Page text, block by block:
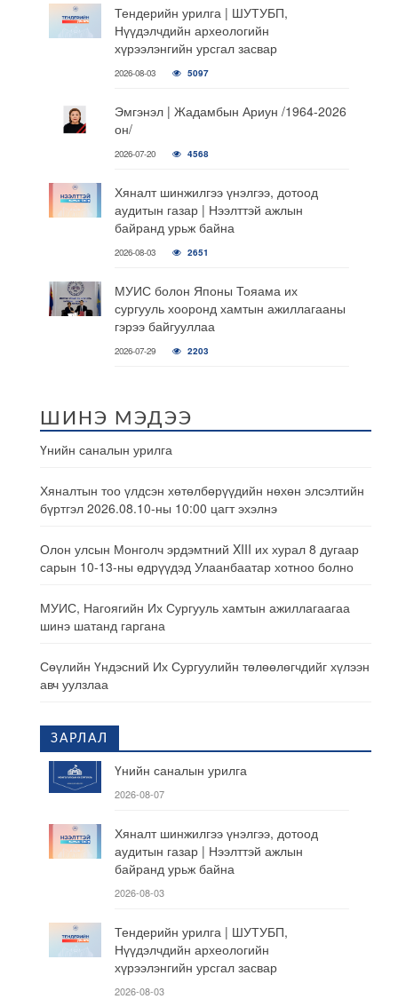
Тендерийн урилга | ШУТУБП,
Нүүдэлчдийн археологийн
хүрээлэнгийн урсгал засвар
2026-08-03 5097
Эмгэнэл | Жадамбын Ариун /1964-2026
он/
2026-07-20 4568
Хяналт шинжилгээ үнэлгээ, дотоод
аудитын газар | Нээлттэй ажлын
байранд урьж байна
2026-08-03 2651
МУИС болон Японы Тояама их
сургууль хооронд хамтын ажиллагааны
гэрээ байгууллаа
2026-07-29 2203
ШИНЭ МЭДЭЭ
Үнийн саналын урилга
Хяналтын тоо үлдсэн хөтөлбөрүүдийн нөхөн элсэлтийн
бүртгэл 2026.08.10-ны 10:00 цагт эхэлнэ
Олон улсын Монголч эрдэмтний XIII их хурал 8 дугаар
сарын 10-13-ны өдрүүдэд Улаанбаатар хотноо болно
МУИС, Нагоягийн Их Сургууль хамтын ажиллагаагаа
шинэ шатанд гаргана
Сөүлийн Үндэсний Их Сургуулийн төлөөлөгчдийг хүлээн
авч уулзлаа
ЗАРЛАЛ
Үнийн саналын урилга
2026-08-07
Хяналт шинжилгээ үнэлгээ, дотоод
аудитын газар | Нээлттэй ажлын
байранд урьж байна
2026-08-03
Тендерийн урилга | ШУТУБП,
Нүүдэлчдийн археологийн
хүрээлэнгийн урсгал засвар
2026-08-03